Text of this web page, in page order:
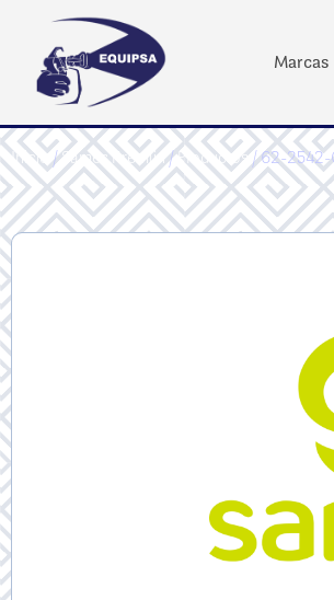
Marcas
Inicio/Sames Kremlin/Productos/ 62-2542-